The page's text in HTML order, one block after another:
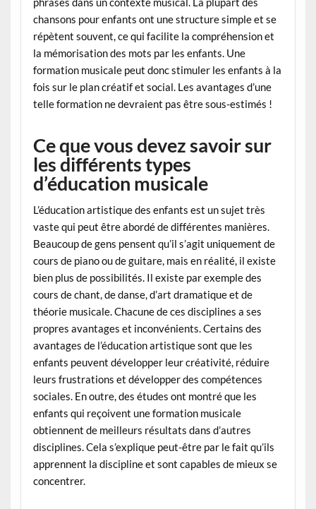
chansons pour enfants ont une structure simple et se
répètent souvent, ce qui facilite la compréhension et
la mémorisation des mots par les enfants. Une
formation musicale peut donc stimuler les enfants à la
fois sur le plan créatif et social. Les avantages d’une
telle formation ne devraient pas être sous-estimés !
Ce que vous devez savoir sur
les différents types
d’éducation musicale
L’éducation artistique des enfants est un sujet très
vaste qui peut être abordé de différentes manières.
Beaucoup de gens pensent qu’il s’agit uniquement de
cours de piano ou de guitare, mais en réalité, il existe
bien plus de possibilités. Il existe par exemple des
cours de chant, de danse, d’art dramatique et de
théorie musicale. Chacune de ces disciplines a ses
propres avantages et inconvénients. Certains des
avantages de l’éducation artistique sont que les
enfants peuvent développer leur créativité, réduire
leurs frustrations et développer des compétences
sociales. En outre, des études ont montré que les
enfants qui reçoivent une formation musicale
obtiennent de meilleurs résultats dans d’autres
disciplines. Cela s’explique peut-être par le fait qu’ils
apprennent la discipline et sont capables de mieux se
concentrer.